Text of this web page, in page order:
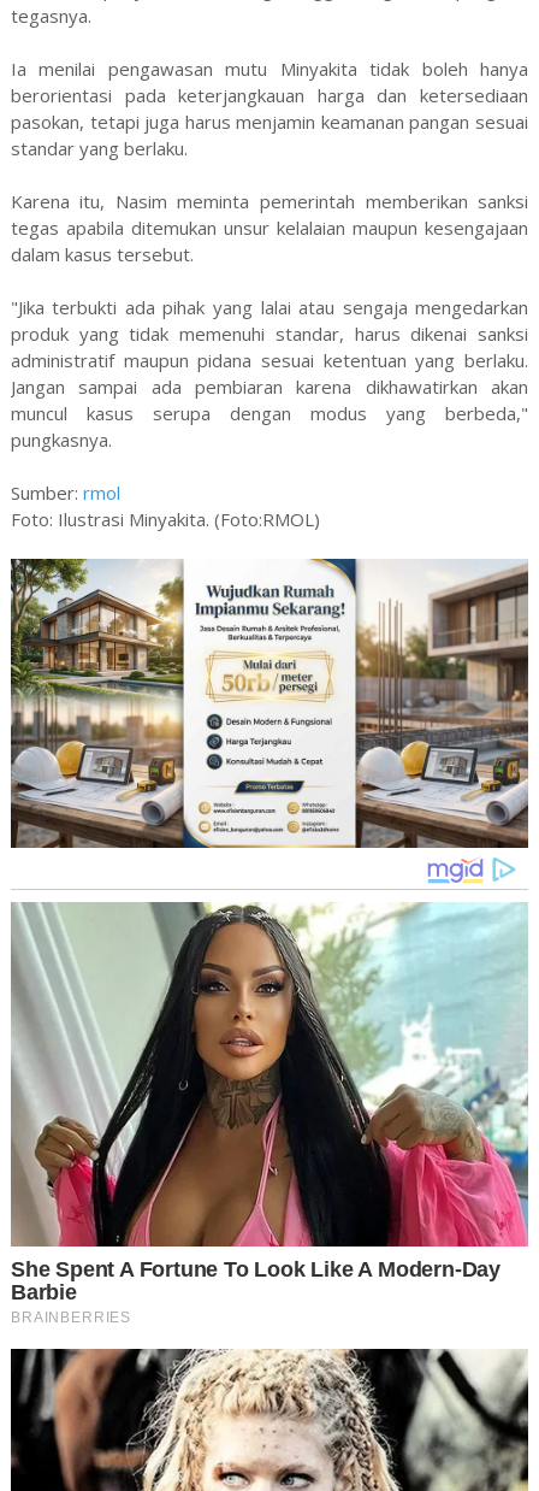
tegasnya.
Ia menilai pengawasan mutu Minyakita tidak boleh hanya
berorientasi pada keterjangkauan harga dan ketersediaan
pasokan, tetapi juga harus menjamin keamanan pangan sesuai
standar yang berlaku.
Karena itu, Nasim meminta pemerintah memberikan sanksi
tegas apabila ditemukan unsur kelalaian maupun kesengajaan
dalam kasus tersebut.
"Jika terbukti ada pihak yang lalai atau sengaja mengedarkan
produk yang tidak memenuhi standar, harus dikenai sanksi
administratif maupun pidana sesuai ketentuan yang berlaku.
Jangan sampai ada pembiaran karena dikhawatirkan akan
muncul kasus serupa dengan modus yang berbeda,"
pungkasnya.
Sumber: rmol
Foto: Ilustrasi Minyakita. (Foto:RMOL)